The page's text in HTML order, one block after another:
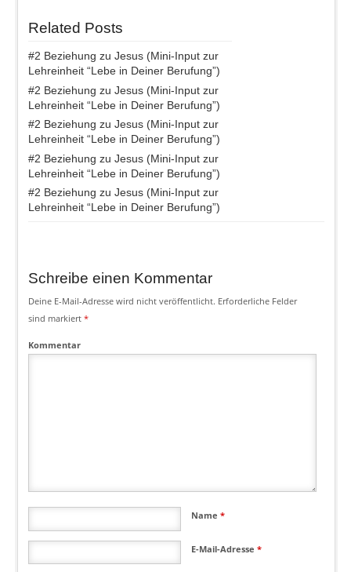
Related Posts
#2 Beziehung zu Jesus (Mini-Input zur
Lehreinheit “Lebe in Deiner Berufung”)
#2 Beziehung zu Jesus (Mini-Input zur
Lehreinheit “Lebe in Deiner Berufung”)
#2 Beziehung zu Jesus (Mini-Input zur
Lehreinheit “Lebe in Deiner Berufung”)
#2 Beziehung zu Jesus (Mini-Input zur
Lehreinheit “Lebe in Deiner Berufung”)
#2 Beziehung zu Jesus (Mini-Input zur
Lehreinheit “Lebe in Deiner Berufung”)
Schreibe einen Kommentar
Deine E-Mail-Adresse wird nicht veröffentlicht. Erforderliche Felder
sind markiert *
Kommentar
Name*
E-Mail-Adresse*